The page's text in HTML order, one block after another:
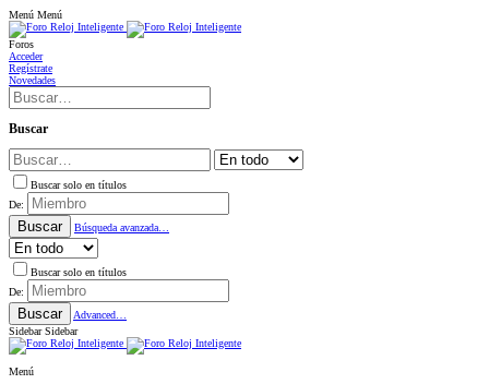
Menú Menú
Foros
Acceder
Regístrate
Novedades
Buscar
Buscar solo en títulos
De:
Buscar Búsqueda avanzada…
Buscar solo en títulos
De:
Buscar
Advanced…
Sidebar Sidebar
Menú